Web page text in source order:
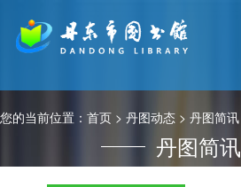
您的当前位置： 首页 > 丹图动态 > 丹图简讯
丹图简讯